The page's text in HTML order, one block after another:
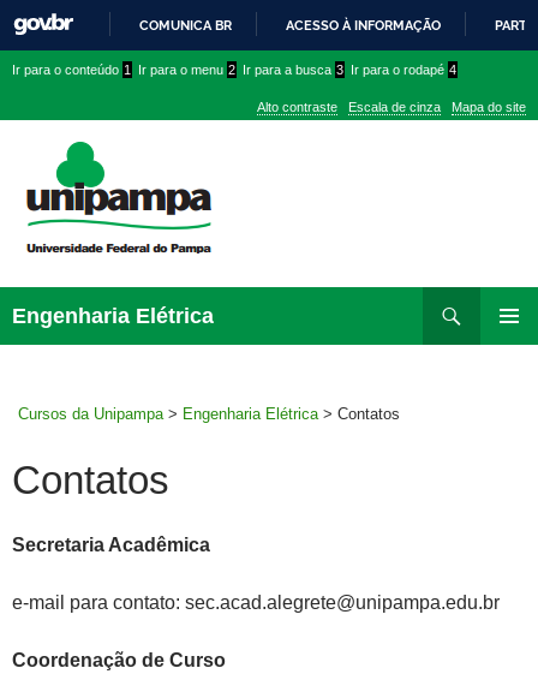
PARA
CONTEÚDO
COMUNICA BR ACESSO À INFORMAÇÃO
conteúdo
menu
superior
menu
Ir para o conteúdo 1 Ir para o menu 2 Ir para a busca 3 Ir para o rodapé 4
Alto contraste Escala de cinza Mapa do site
Engenharia Elétrica
para
Cursos da Unipampa > Engenharia Elétrica > Contatos
Contatos
Secretaria Acadêmica
e-mail para contato: sec.acad.alegrete@unipampa.edu.br
Coordenação de Curso